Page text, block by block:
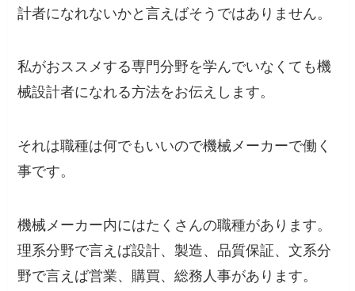
計者になれないかと言えばそうではありません。
私がおススメする専門分野を学んでいなくても機
械設計者になれる方法をお伝えします。
それは職種は何でもいいので機械メーカーで働く
事です。
機械メーカー内にはたくさんの職種があります。
理系分野で言えば設計、製造、品質保証、文系分
野で言えば営業、購買、総務人事があります。